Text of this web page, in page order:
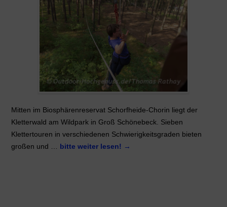
Mitten im Biosphärenreservat Schorfheide-Chorin liegt der
Kletterwald am Wildpark in Groß Schönebeck. Sieben
Klettertouren in verschiedenen Schwierigkeitsgraden bieten
großen und … bitte weiter lesen! →